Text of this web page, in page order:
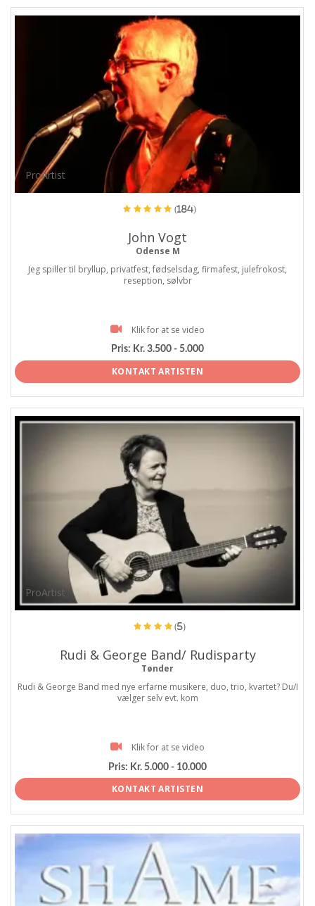
ProArtist
(184)
John Vogt
Odense M
Jeg spiller til bryllup, privatfest, fødselsdag, firmafest, julefrokost,
reseption, sølvbr
Klik for at se video
Pris: Kr. 3.500 - 5.000
KONTAKT ARTISTEN
ProArtist
(5)
Rudi & George Band/ Rudisparty
Tønder
Rudi & George Band med nye erfarne musikere, duo, trio, kvartet? Du/I
vælger selv evt. kom
Klik for at se video
Pris: Kr. 5.000 - 10.000
KONTAKT ARTISTEN